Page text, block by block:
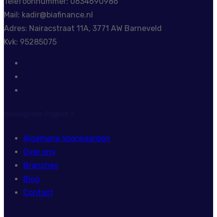
Mail: kadir@biafinance.nl
Adres: Nairacstraat 11A, 3771 AW Barneveld
Kvk: 95285075
Algemene Voorwaarden
Over ons
Branches
Blog
Contact